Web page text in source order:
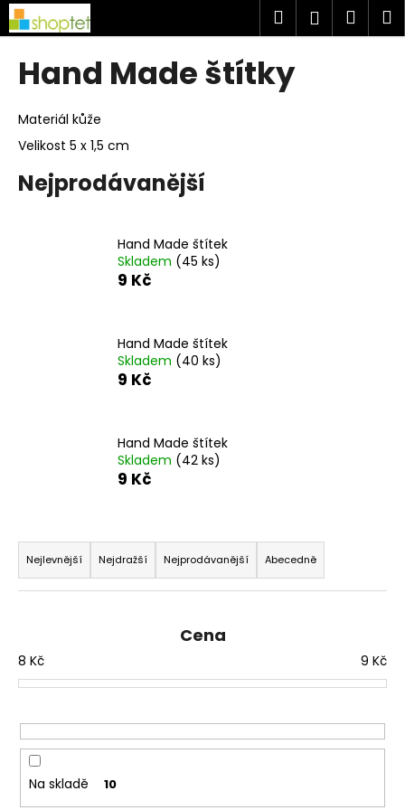
Přejít
na
obsah
Hledat
Hand Made štítky
Materiál kůže
Velikost 5 x 1,5 cm
Nejprodávanější
Hand Made štítek
Skladem (45 ks)
9 Kč
Hand Made štítek
Skladem (40 ks)
9 Kč
Hand Made štítek
Skladem (42 ks)
9 Kč
Ř
a
z
í
p
o
d
u
k
Nejlevnější Nejdražší Nejprodávanější Abecedně
Cena
8 Kč 9 Kč
Na skladě 10
K
o
o
p
o
t
D
p
o
u